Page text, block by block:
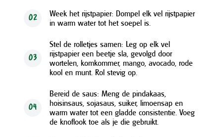
02
Week het rijstpapier: Dompel elk vel rijstpapier
in warm water tot het soepel is.
03
Stel de rolletjes samen: Leg op elk vel
rijstpapier een beetje sla, gevolgd door
wortelen, komkommer, mango, avocado, rode
kool en munt. Rol stevig op.
04
Bereid de saus: Meng de pindakaas,
hoisinsaus, sojasaus, suiker, limoensap en
warm water tot een gladde consistentie. Voeg
de knoflook toe als je die gebruikt.